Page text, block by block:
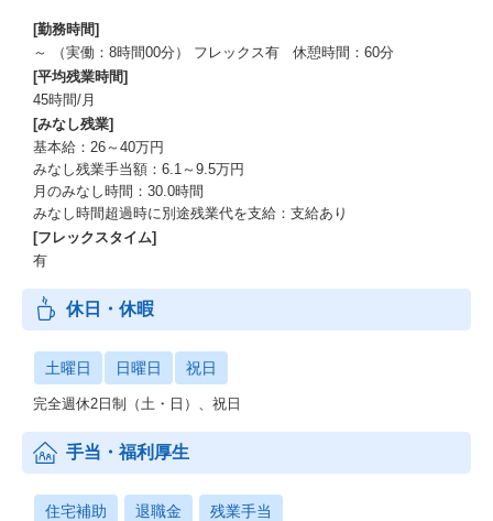
[勤務時間]
～ （実働：8時間00分） フレックス有 休憩時間：60分
[平均残業時間]
45時間/月
[みなし残業]
基本給：26～40万円
みなし残業手当額：6.1～9.5万円
月のみなし時間：30.0時間
みなし時間超過時に別途残業代を支給：支給あり
[フレックスタイム]
有
休日・休暇
土曜日 日曜日 祝日
完全週休2日制（土・日）、祝日
手当・福利厚生
住宅補助 退職金 残業手当